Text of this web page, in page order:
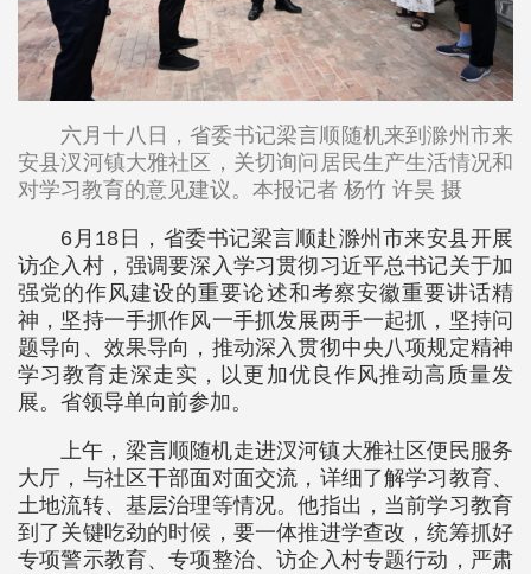
六月十八日，省委书记梁言顺随机来到滁州市来
安县汊河镇大雅社区，关切询问居民生产生活情况和
对学习教育的意见建议。本报记者 杨竹 许昊 摄
6月18日，省委书记梁言顺赴滁州市来安县开展
访企入村，强调要深入学习贯彻习近平总书记关于加
强党的作风建设的重要论述和考察安徽重要讲话精
神，坚持一手抓作风一手抓发展两手一起抓，坚持问
题导向、效果导向，推动深入贯彻中央八项规定精神
学习教育走深走实，以更加优良作风推动高质量发
展。省领导单向前参加。
上午，梁言顺随机走进汊河镇大雅社区便民服务
大厅，与社区干部面对面交流，详细了解学习教育、
土地流转、基层治理等情况。他指出，当前学习教育
到了关键吃劲的时候，要一体推进学查改，统筹抓好
专项警示教育、专项整治、访企入村专题行动，严肃